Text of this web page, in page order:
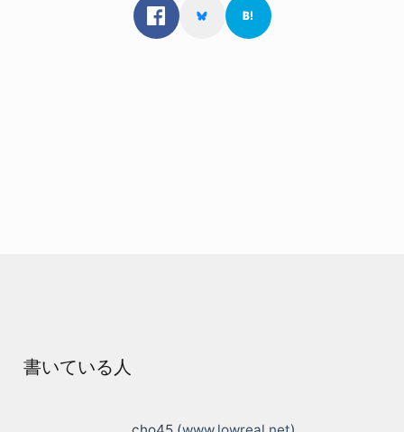
書いている人